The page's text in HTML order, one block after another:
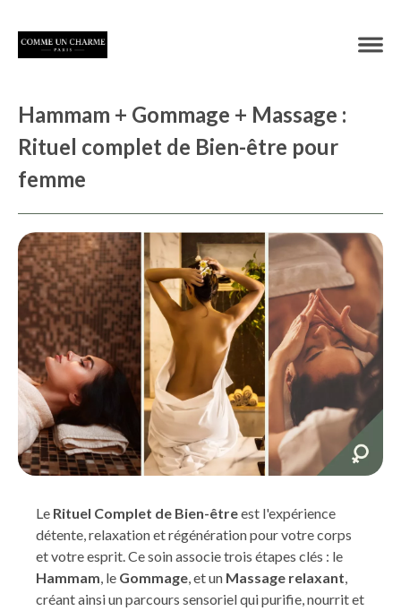
Hammam + Gommage + Massage :
Rituel complet de Bien-être pour
femme
Le Rituel Complet de Bien-êtreest l'expérience
détente, relaxation et régénération pour votre corps
et votre esprit. Ce soin associe trois étapes clés : le
Hammam, le Gommage, et un Massage relaxant,
créant ainsi un parcours sensoriel qui purifie, nourrit et